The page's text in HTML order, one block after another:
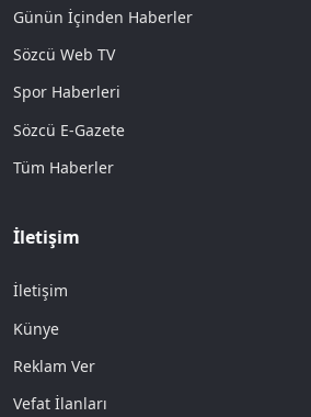
Günün İçinden Haberler
Sözcü Web TV
Spor Haberleri
Sözcü E-Gazete
Tüm Haberler
İletişim
İletişim
Künye
Reklam Ver
Vefat İlanları